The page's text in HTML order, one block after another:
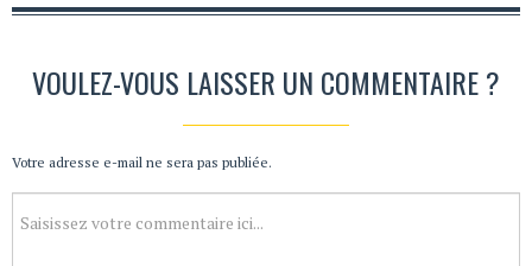
VOULEZ-VOUS LAISSER UN COMMENTAIRE ?
Votre adresse e-mail ne sera pas publiée.